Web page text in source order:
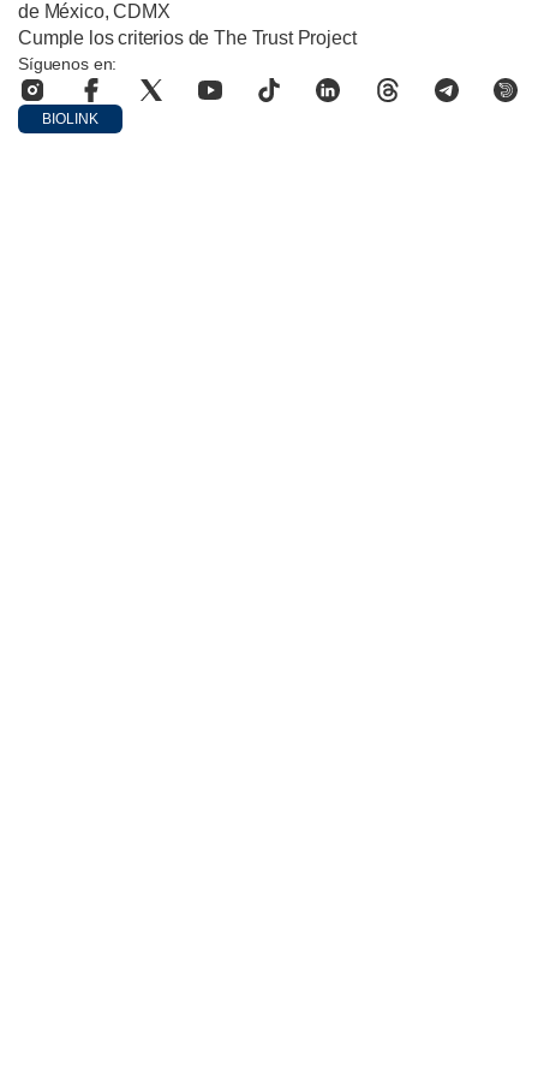
de México, CDMX
Cumple los criterios de The Trust Project
Síguenos en:
BIOLINK